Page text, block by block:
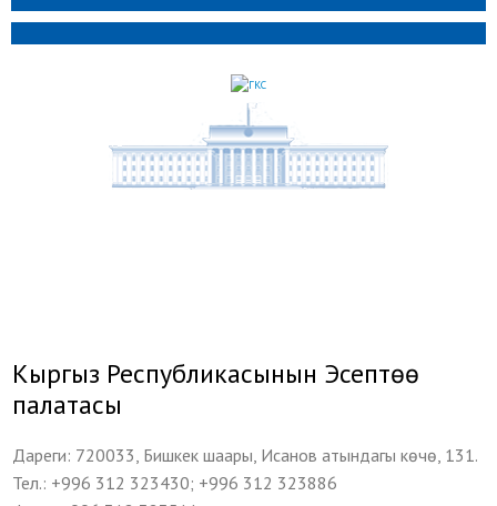
Кыргыз Республикасынын Эсептөө
палатасы
Дареги: 720033, Бишкек шаары, Исанов атындагы көчө, 131.
Тел.: +996 312 323430; +996 312 323886